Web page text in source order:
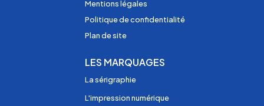
Mentions légales
Politique de confidentialité
Plan de site
LES MARQUAGES
La sérigraphie
L'impression numérique